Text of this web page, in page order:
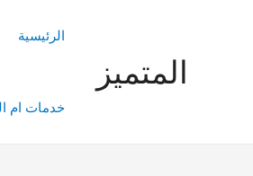
المتميز
الرئيسية
خدمات ام